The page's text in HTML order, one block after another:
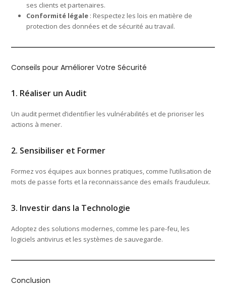
ses clients et partenaires.
Conformité légale : Respectez les lois en matière de
protection des données et de sécurité au travail.
Conseils pour Améliorer Votre Sécurité
1. Réaliser un Audit
Un audit permet d’identifier les vulnérabilités et de prioriser les
actions à mener.
2. Sensibiliser et Former
Formez vos équipes aux bonnes pratiques, comme l’utilisation de
mots de passe forts et la reconnaissance des emails frauduleux.
3. Investir dans la Technologie
Adoptez des solutions modernes, comme les pare-feu, les
logiciels antivirus et les systèmes de sauvegarde.
Conclusion